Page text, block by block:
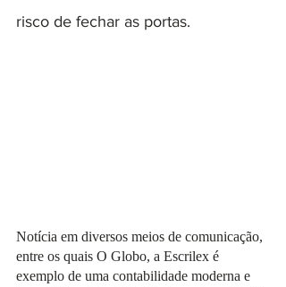
risco de fechar as portas.
Notícia em diversos meios de comunicação,
entre os quais O Globo, a Escrilex é
exemplo de uma contabilidade moderna e